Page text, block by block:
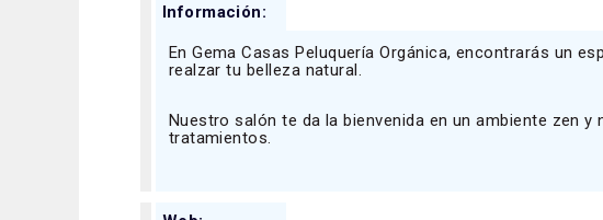
Información:
En Gema Casas Peluquería Orgánica, encontrarás un
realzar tu belleza natural.
Nuestro salón te da la bienvenida en un ambiente zen
tratamientos.